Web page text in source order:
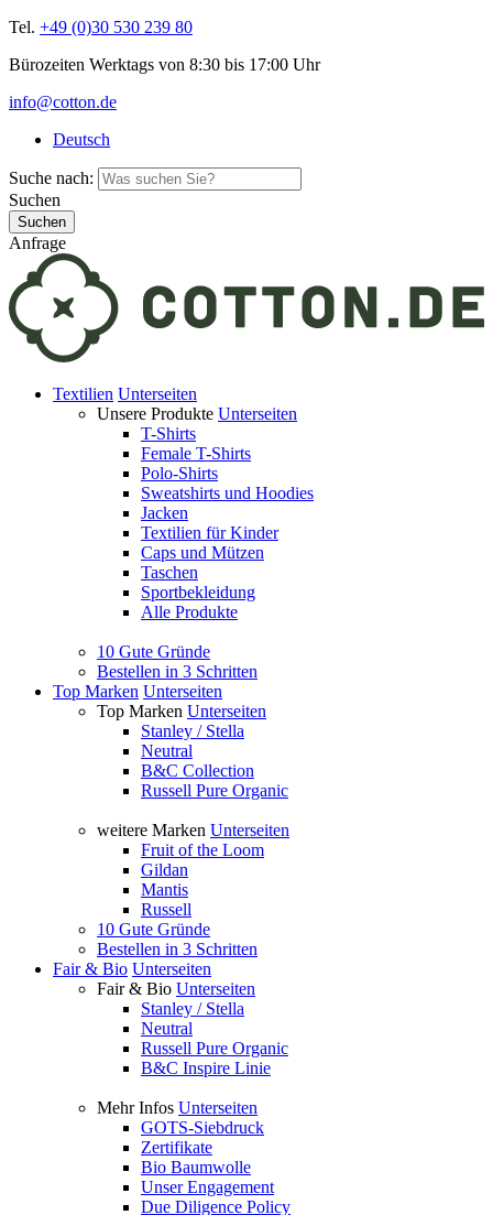
Tel. +49 (0)30 530 239 80
Bürozeiten Werktags von 8:30 bis 17:00 Uhr
info@cotton.de
Deutsch
Suche nach:
Suchen
Anfrage
Textilien Unterseiten
Unsere Produkte Unterseiten
T-Shirts
Female T-Shirts
Polo-Shirts
Sweatshirts und Hoodies
Jacken
Textilien für Kinder
Caps und Mützen
Taschen
Sportbekleidung
Alle Produkte
10 Gute Gründe
Bestellen in 3 Schritten
Top Marken Unterseiten
Top Marken Unterseiten
Stanley / Stella
Neutral
B&C Collection
Russell Pure Organic
weitere Marken Unterseiten
Fruit of the Loom
Gildan
Mantis
Russell
10 Gute Gründe
Bestellen in 3 Schritten
Fair & Bio Unterseiten
Fair & Bio Unterseiten
Stanley / Stella
Neutral
Russell Pure Organic
B&C Inspire Linie
Mehr Infos Unterseiten
GOTS-Siebdruck
Zertifikate
Bio Baumwolle
Unser Engagement
Due Diligence Policy